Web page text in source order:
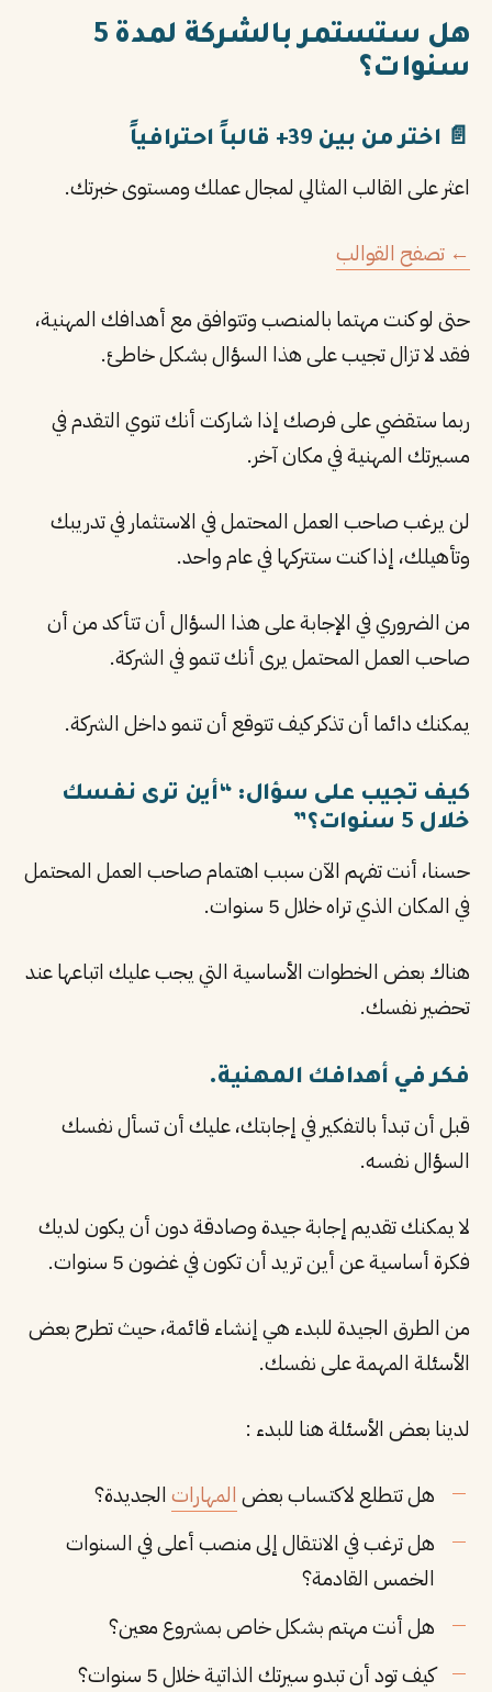
هل ستستمر بالشركة لمدة 5
سنوات؟
📄 اختر من بين 39+ قالباً احترافياً
اعثر على القالب المثالي لمجال عملك ومستوى خبرتك.
← تصفح القوالب
حتى لو كنت مهتما بالمنصب وتتوافق مع أهدافك المهنية،
فقد لا تزال تجيب على هذا السؤال بشكل خاطئ.
ربما ستقضي على فرصك إذا شاركت أنك تنوي التقدم في
مسيرتك المهنية في مكان آخر.
لن يرغب صاحب العمل المحتمل في الاستثمار في تدريبك
وتأهيلك، إذا كنت ستتركها في عام واحد.
من الضروري في الإجابة على هذا السؤال أن تتأكد من أن
صاحب العمل المحتمل يرى أنك تنمو في الشركة.
يمكنك دائما أن تذكر كيف تتوقع أن تنمو داخل الشركة.
كيف تجيب على سؤال: “أين ترى نفسك
خلال 5 سنوات؟”
حسنا، أنت تفهم الآن سبب اهتمام صاحب العمل المحتمل
في المكان الذي تراه خلال 5 سنوات.
هناك بعض الخطوات الأساسية التي يجب عليك اتباعها عند
تحضير نفسك.
فكر في أهدافك المهنية.
قبل أن تبدأ بالتفكير في إجابتك، عليك أن تسأل نفسك
السؤال نفسه.
لا يمكنك تقديم إجابة جيدة وصادقة دون أن يكون لديك
فكرة أساسية عن أين تريد أن تكون في غضون 5 سنوات.
من الطرق الجيدة للبدء هي إنشاء قائمة، حيث تطرح بعض
الأسئلة المهمة على نفسك.
لدينا بعض الأسئلة هنا للبدء :
هل تتطلع لاكتساب بعض المهارات الجديدة؟
هل ترغب في الانتقال إلى منصب أعلى في السنوات
الخمس القادمة؟
هل أنت مهتم بشكل خاص بمشروع معين؟
كيف تود أن تبدو سيرتك الذاتية خلال 5 سنوات؟